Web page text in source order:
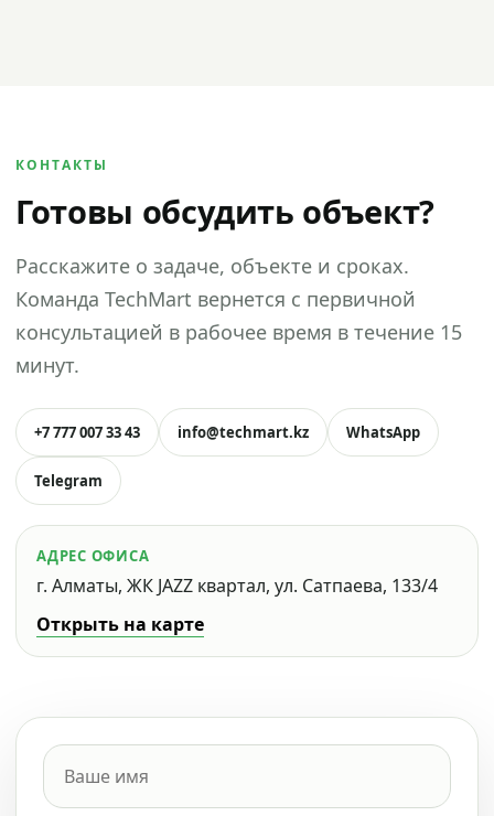
КОНТАКТЫ
Готовы обсудить объект?
Расскажите о задаче, объекте и сроках.
Команда TechMart вернется с первичной
консультацией в рабочее время в течение 15
минут.
+7 777 007 33 43 info@techmart.kz WhatsApp
Telegram
АДРЕС ОФИСА
г. Алматы, ЖК JAZZ квартал, ул. Сатпаева, 133/4
Открыть на карте